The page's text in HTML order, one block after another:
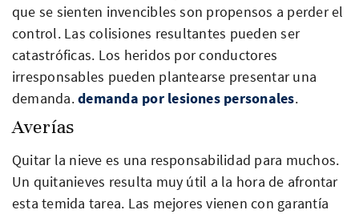
que se sienten invencibles son propensos a perder el
control. Las colisiones resultantes pueden ser
catastróficas. Los heridos por conductores
irresponsables pueden plantearse presentar una
demanda.demanda por lesiones personales.
Averías
Quitar la nieve es una responsabilidad para muchos.
Un quitanieves resulta muy útil a la hora de afrontar
esta temida tarea. Las mejores vienen con garantía